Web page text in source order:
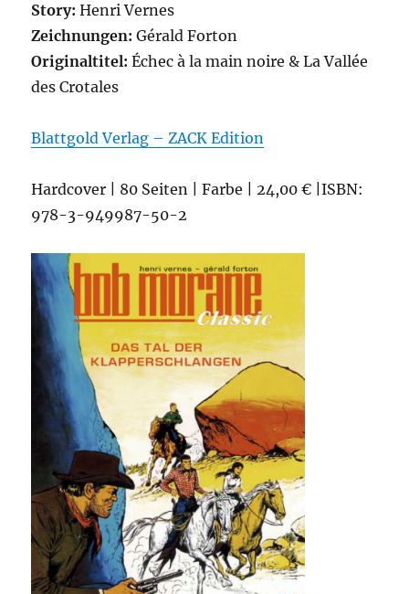
Story:Henri Vernes
Zeichnungen:Gérald Forton
Originaltitel:Échec à la main noire & La Vallée
des Crotales
Blattgold Verlag – ZACK Edition
Hardcover | 80 Seiten | Farbe | 24,00 € |ISBN:
978-3-949987-50-2